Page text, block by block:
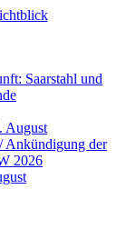
Saarstahl und
August
Ankündigung der
2026